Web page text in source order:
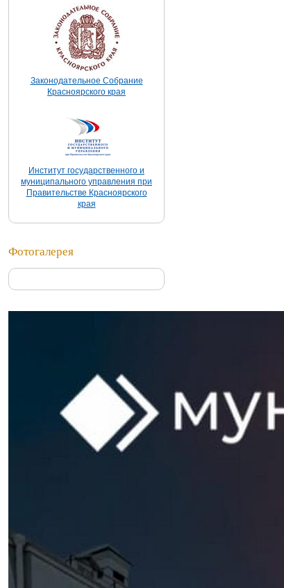
Законодательное Собрание
Красноярского края
Институт государственного и
муниципального управления при
Правительстве Красноярского
края
Фотогалерея